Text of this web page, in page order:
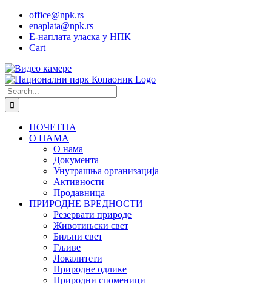
Skip
content
office@npk.rs
enaplata@npk.rs
Е-наплата уласка у НПК
Cart
Instagram
YouTube
Видео
камере
Search
for:
ПОЧЕТНА
О НАМА
О нама
Документа
Унутрашња организација
Активности
Продавница
ПРИРОДНЕ ВРЕДНОСТИ
Резервати природе
Животињски свет
Биљни свет
Гљиве
Локалитети
Природне одлике
Природни споменици